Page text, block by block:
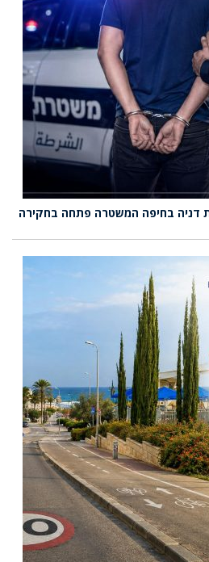
דניה בחיפה המשטרה פתחה בחקירה